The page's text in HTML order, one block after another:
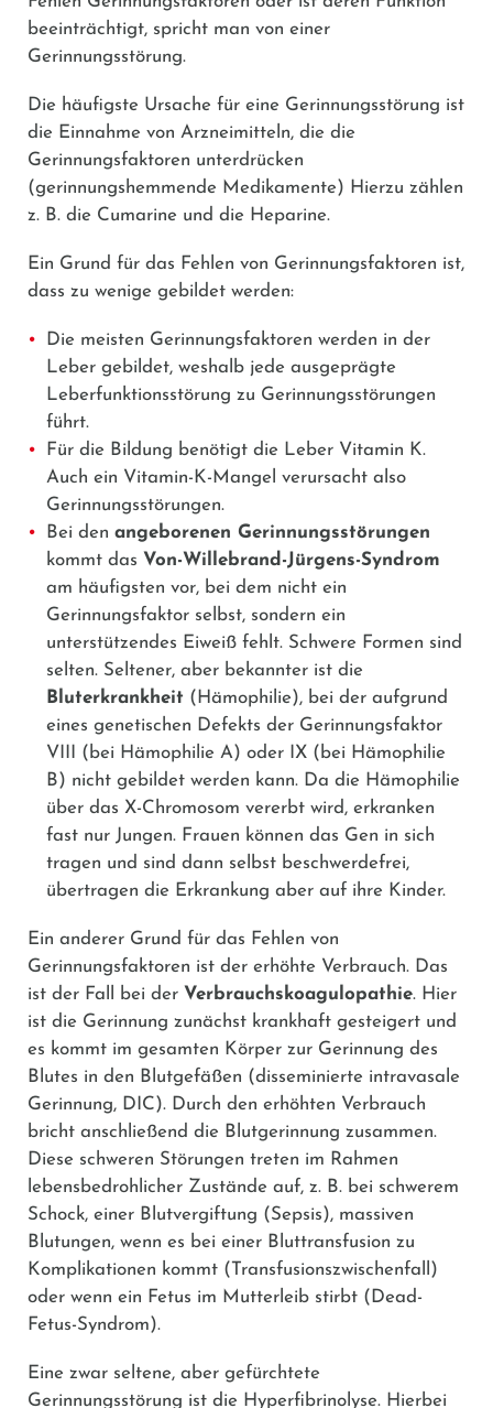
beeinträchtigt, spricht man von einer
Gerinnungsstörung.
Die häufigste Ursache für eine Gerinnungsstörung ist
die Einnahme von Arzneimitteln, die die
Gerinnungsfaktoren unterdrücken
(gerinnungshemmende Medikamente) Hierzu zählen
z. B. die Cumarine und die Heparine.
Ein Grund für das Fehlen von Gerinnungsfaktoren ist,
dass zu wenige gebildet werden:
Die meisten Gerinnungsfaktoren werden in der
Leber gebildet, weshalb jede ausgeprägte
Leberfunktionsstörung zu Gerinnungsstörungen
führt.
Für die Bildung benötigt die Leber Vitamin K.
Auch ein Vitamin-K-Mangel verursacht also
Gerinnungsstörungen.
Bei den angeborenen Gerinnungsstörungen
kommt das Von-Willebrand-Jürgens-Syndrom
am häufigsten vor, bei dem nicht ein
Gerinnungsfaktor selbst, sondern ein
unterstützendes Eiweiß fehlt. Schwere Formen sind
selten. Seltener, aber bekannter ist die
Bluterkrankheit (Hämophilie), bei der aufgrund
eines genetischen Defekts der Gerinnungsfaktor
VIII (bei Hämophilie A) oder IX (bei Hämophilie
B) nicht gebildet werden kann. Da die Hämophilie
über das X-Chromosom vererbt wird, erkranken
fast nur Jungen. Frauen können das Gen in sich
tragen und sind dann selbst beschwerdefrei,
übertragen die Erkrankung aber auf ihre Kinder.
Ein anderer Grund für das Fehlen von
Gerinnungsfaktoren ist der erhöhte Verbrauch. Das
ist der Fall bei der Verbrauchskoagulopathie. Hier
ist die Gerinnung zunächst krankhaft gesteigert und
es kommt im gesamten Körper zur Gerinnung des
Blutes in den Blutgefäßen (disseminierte intravasale
Gerinnung, DIC). Durch den erhöhten Verbrauch
bricht anschließend die Blutgerinnung zusammen.
Diese schweren Störungen treten im Rahmen
lebensbedrohlicher Zustände auf, z. B. bei schwerem
Schock, einer Blutvergiftung (Sepsis), massiven
Blutungen, wenn es bei einer Bluttransfusion zu
Komplikationen kommt (Transfusionszwischenfall)
oder wenn ein Fetus im Mutterleib stirbt (Dead-
Fetus-Syndrom).
Eine zwar seltene, aber gefürchtete
Gerinnungsstörung ist die Hyperfibrinolyse. Hierbei